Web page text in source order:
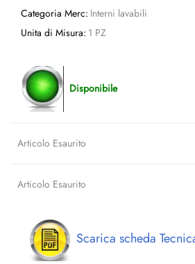
Categoria Merc: Interni lavabili
Unita di Misura: 1 PZ
Disponibile
Articolo Esaurito
Articolo Esaurito
Scarica scheda